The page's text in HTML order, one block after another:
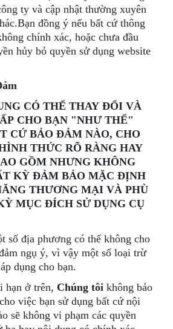
ty và cập nhật thường xuyên
đồng ý nếu bất cứ thông
chính xác, hoặc chưa đầu
hủy bỏ quyền sử dụng website
CÓ THỂ THAY ĐỔI VÀ
CHO BẠN "NHƯ THỂ"
CỨ BẢO ĐẢM NÀO, CHO
THỨC RÕ RÀNG HAY
GỒM NHƯNG KHÔNG
KỲ ĐẢM BẢO MẶC ĐỊNH
THƯƠNG MẠI VÀ PHÙ
MỤC ĐÍCH SỬ DỤNG CỤ
số địa phương có thể không cho
ngụ ý, vì vậy một số loại trừ
dụng cho bạn.
hạn ở trên, Chúng tôi không bảo
việc bạn sử dụng bất cứ nội
sẽ không vi phạm các quyền